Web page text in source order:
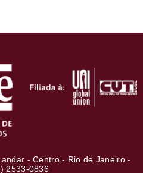
- Centro - Rio de Janeiro -
2533-0836